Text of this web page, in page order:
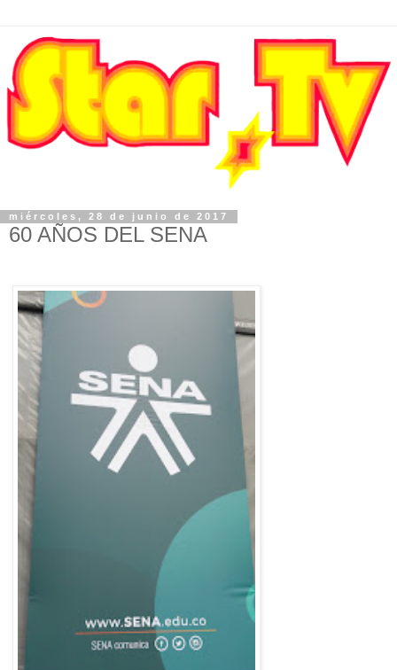
miércoles, 28 de junio de 2017
60 AÑOS DEL SENA